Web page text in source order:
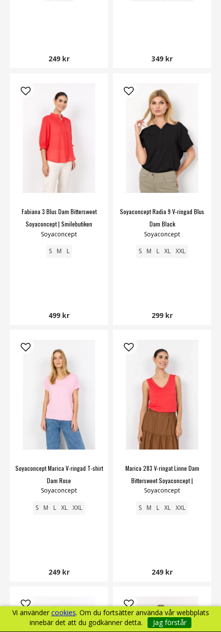
Vi använder cookies. Om du fortsätter använda vår webbplats
innebär det att du godkänner detta.
Jag förstår
249 kr 349 kr
Fabiana 3 Blus Dam Bittersweet
Soyaconcept | Smilebutiken
Soyaconcept
S M L
499 kr
Soyaconcept Radia 9 V-ringad Blus
Dam Black
Soyaconcept
S M L XL XXL
299 kr
Soyaconcept Marica V-ringad T-shirt
Dam Rose
Soyaconcept
S M L XL XXL
249 kr
Marica 283 V-ringat Linne Dam
Bittersweet Soyaconcept |
Smilebutiken
Soyaconcept
S M L XL XXL
249 kr